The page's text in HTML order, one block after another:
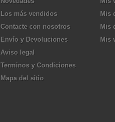
Los más vendidos
Contacte con nosotros
Envío y Devoluciones
Aviso legal
Terminos y Condiciones
Mapa del sitio
Mis
Mis
Mis